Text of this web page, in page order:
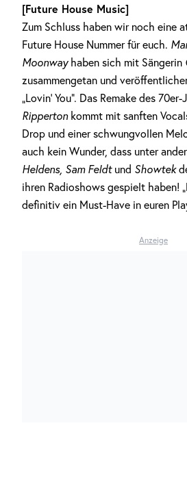
[Future House Music]
Zum Schluss haben wir noch eine
Future House Nummer für euch.
Moonway haben sich mit Sängerin
zusammengetan und
„Lovin‘ You“. Das Remake des
Rippertonkommt mit sanften
Drop und einer schwungvollen
auch kein Wunder, dass unter
Heldens, Sam Feldt und Showtek
ihren Radioshows gespielt haben!
definitiv ein Must-Have in euren
Anzeige